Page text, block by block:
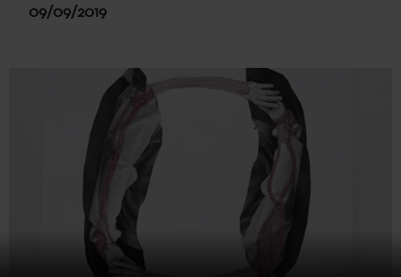
09/09/2019